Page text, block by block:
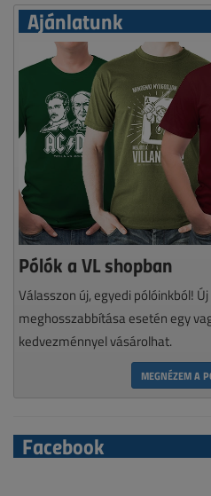
Ajánlatunk
Pólók a VL shopban
Válasszon új, egyedi pólóinkból!
meghosszabbítása esetén egy
kedvezménnyel vásárolhat.
MEGNÉZEM A
Facebook